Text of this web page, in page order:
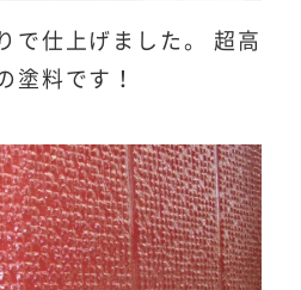
で仕上げました。 超高
塗料です！